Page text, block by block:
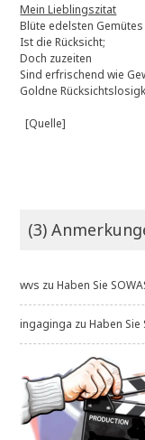
Mein Lieblingszitat
Blüte edelsten Gemütes
Ist die Rücksicht;
Doch zuzeiten
Sind erfrischend wie
Goldne
[Quelle]
(3)
wvs zuHaben Sie
ingaginga zuHaben Sie